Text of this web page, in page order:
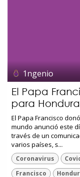
1ngenio
El Papa
para
El Papa Francisco
mundo anunció este
través de un
varios países, s...
Coronavirus
Francisco